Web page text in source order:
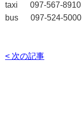
taxi 097-567-8910
bus 097-524-5000
< 次の記事